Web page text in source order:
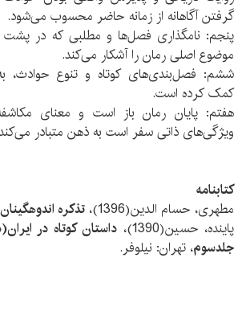
گرفتن آگاهانه از زمانه حاضر محسوب می‌شود.
پنجم: نامگذاری فصل‌ها و مطلبی که در
موضوع اصلی رمان را آشکار می‌کند.
ششم: فصل‌بندی‌های کوتاه و تنوع حوادث،
کمک کرده است.
هفتم: پایان رمان باز است و معنای
ویژگی‌های ذاتی سفر است به ذهن متبادر
کتابنامه
مطهری، حسام الدین(1396)،
تذکره اندوهگینان
پاینده، حسین(1390)،
داستان کوتاه در
جلدسوم، تهران: نیلوفر.